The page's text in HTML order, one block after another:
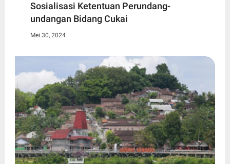
Sosialisasi Ketentuan Perundang-
undangan Bidang Cukai
Mei 30, 2024